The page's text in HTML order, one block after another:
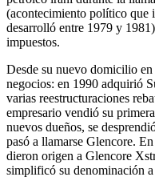
(acontecimiento político que
desarrolló entre 1979 y
impuestos.
Desde su nuevo domicilio
negocios: en 1990 adquirió
varias reestructuraciones
empresario vendió su
nuevos dueños, se
pasó a llamarse Glencore.
dieron origen a Glencore
simplificó su denominación